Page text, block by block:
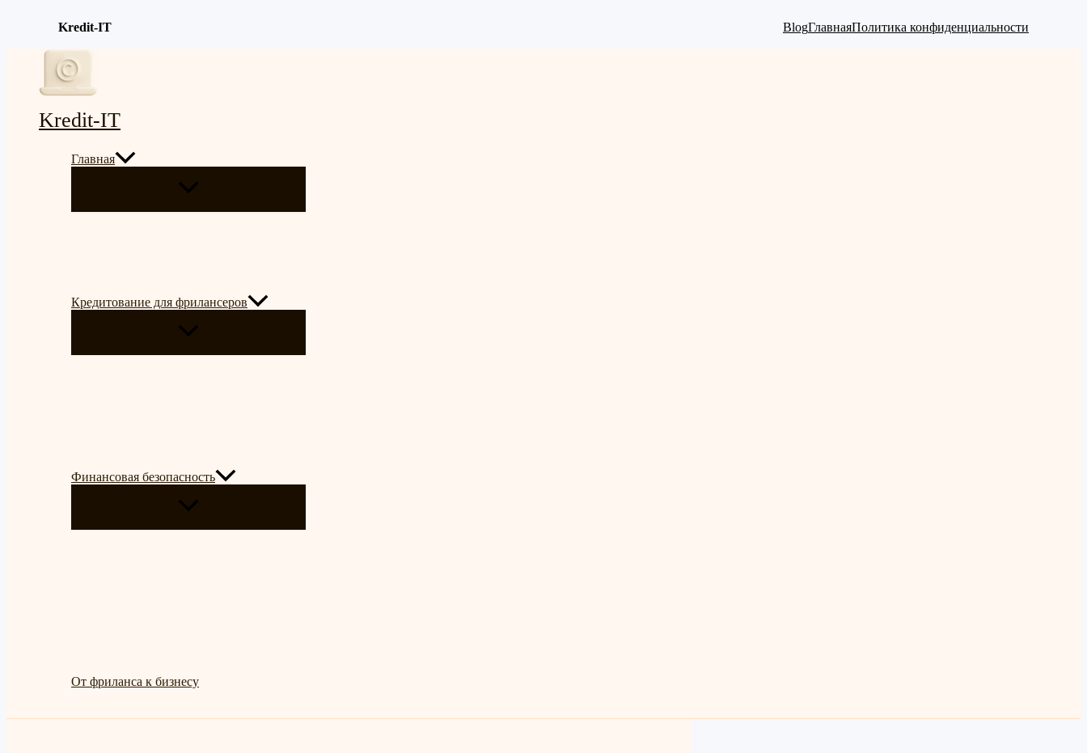
Kredit-IT BlogГлавнаяПолитика конфиденциальности
Kredit-IT
Главная
ПЕРЕКЛЮЧАТЕЛЬ
МЕНЮ
Кредитование для фрилансеров
ПЕРЕКЛЮЧАТЕЛЬ
МЕНЮ
Финансовая безопасность
ПЕРЕКЛЮЧАТЕЛЬ
МЕНЮ
От фриланса к бизнесу